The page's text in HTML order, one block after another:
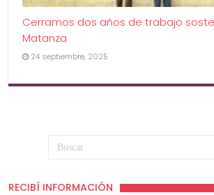
Cerramos dos años de trabajo
Matanza
24 septiembre, 2025
RECIBÍ INFORMACIÓN